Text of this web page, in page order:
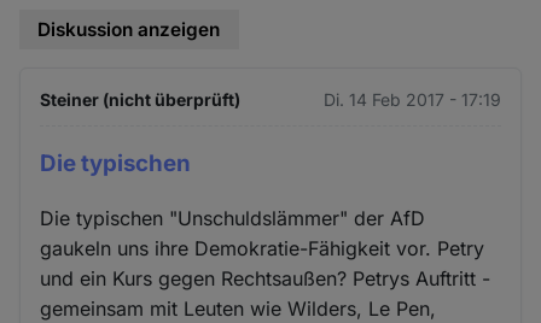
Diskussion anzeigen
Steiner (nicht überprüft) Di. 14 Feb 2017 - 17:19
Die typischen
Die typischen "Unschuldslämmer" der AfD
gaukeln uns ihre Demokratie-Fähigkeit vor. Petry
und ein Kurs gegen Rechtsaußen? Petrys Auftritt -
gemeinsam mit Leuten wie Wilders, Le Pen,